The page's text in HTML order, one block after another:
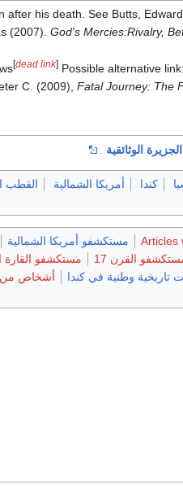
after his death. See Butts,
(2007).God's Mercies:Rivalry,
[dead link] Possible alternative link:
C. (2009),Fatal Journey: The
الجزيرة الوثائقية
كندا أمريكا الشمالية القطب
Articles مستكشفو أمريكا الشمالية
القرن 17 مستكشفو القارة
تاريخية وطنية في كندا أشخاص من